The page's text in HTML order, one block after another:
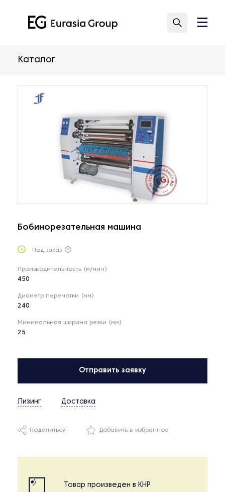
Каталог
Бобинорезательная машина
Под заказ
Производительность (м/мин)
450
Диаметр перемотки (мм)
240
Минимальная ширина резки (мм)
25
Отправить заявку
Лизинг Доставка
Поделиться Добавить в избранное
Товар произведен в КНР